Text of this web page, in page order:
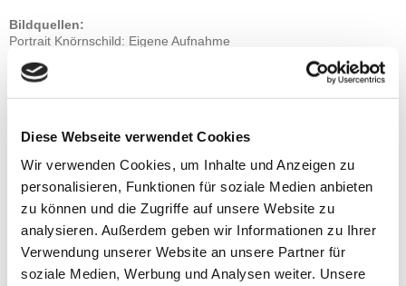
Diese Webseite verwendet Cookies
Wir verwenden Cookies, um Inhalte und Anzeigen zu
personalisieren, Funktionen für soziale Medien anbieten
zu können und die Zugriffe auf unsere Website zu
analysieren. Außerdem geben wir Informationen zu Ihrer
Verwendung unserer Website an unsere Partner für
soziale Medien, Werbung und Analysen weiter. Unsere
Bildquellen:
Portrait Knörnschild: Eigene Aufnahme
Restliche Bilder: 1und1 Internet AG
Am Sudhaus 10 / 1
89077 Ulm
Angaben zur Berufshaftpflichtversicherung nach § 2 der DL-InfoV
Versicherungsnehmer
Michael R. Knörnschild, MBA